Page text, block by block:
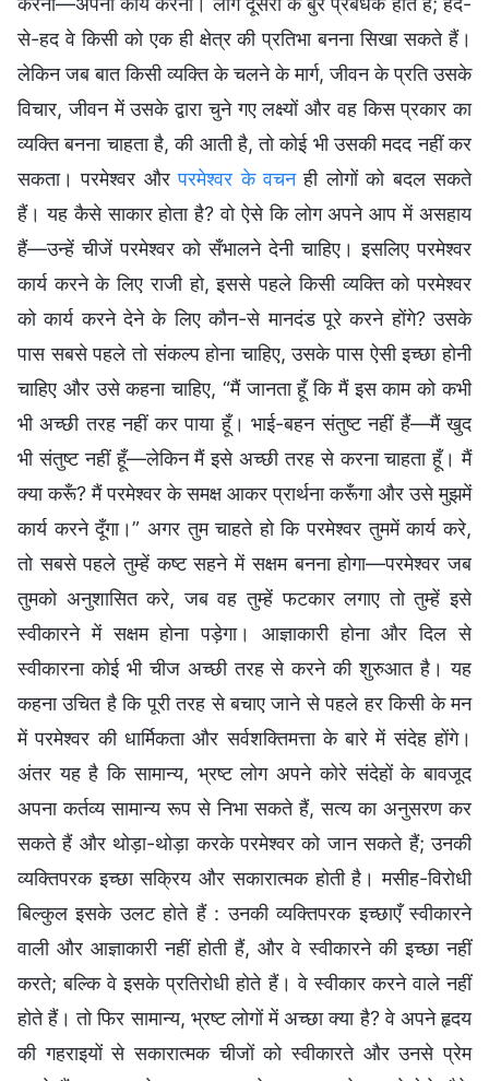
से-हद वे किसी को एक ही क्षेत्र की प्रतिभा बनना सिखा सकते हैं।
लेकिन जब बात किसी व्यक्ति के चलने के मार्ग, जीवन के प्रति उसके
विचार, जीवन में उसके द्वारा चुने गए लक्ष्यों और वह किस प्रकार का
व्यक्ति बनना चाहता है, की आती है, तो कोई भी उसकी मदद नहीं कर
सकता। परमेश्वर औरपरमेश्वर के वचनही लोगों को बदल सकते
हैं। यह कैसे साकार होता है? वो ऐसे कि लोग अपने आप में असहाय
हैं—उन्हें चीजें परमेश्वर को सँभालने देनी चाहिए। इसलिए परमेश्वर
कार्य करने के लिए राजी हो, इससे पहले किसी व्यक्ति को परमेश्वर
को कार्य करने देने के लिए कौन-से मानदंड पूरे करने होंगे? उसके
पास सबसे पहले तो संकल्प होना चाहिए, उसके पास ऐसी इच्छा होनी
चाहिए और उसे कहना चाहिए, “मैं जानता हूँ कि मैं इस काम को कभी
भी अच्छी तरह नहीं कर पाया हूँ। भाई-बहन संतुष्ट नहीं हैं—मैं खुद
भी संतुष्ट नहीं हूँ—लेकिन मैं इसे अच्छी तरह से करना चाहता हूँ। मैं
क्या करूँ? मैं परमेश्वर के समक्ष आकर प्रार्थना करूँगा और उसे मुझमें
कार्य करने दूँगा।” अगर तुम चाहते हो कि परमेश्वर तुममें कार्य करे,
तो सबसे पहले तुम्हें कष्ट सहने में सक्षम बनना होगा—परमेश्वर जब
तुमको अनुशासित करे, जब वह तुम्हें फटकार लगाए तो तुम्हें इसे
स्वीकारने में सक्षम होना पड़ेगा। आज्ञाकारी होना और दिल से
स्वीकारना कोई भी चीज अच्छी तरह से करने की शुरुआत है। यह
कहना उचित है कि पूरी तरह से बचाए जाने से पहले हर किसी के मन
में परमेश्वर की धार्मिकता और सर्वशक्तिमत्ता के बारे में संदेह होंगे।
अंतर यह है कि सामान्य, भ्रष्ट लोग अपने कोरे संदेहों के बावजूद
अपना कर्तव्य सामान्य रूप से निभा सकते हैं, सत्य का अनुसरण कर
सकते हैं और थोड़ा-थोड़ा करके परमेश्वर को जान सकते हैं; उनकी
व्यक्तिपरक इच्छा सक्रिय और सकारात्मक होती है। मसीह-विरोधी
बिल्कुल इसके उलट होते हैं : उनकी व्यक्तिपरक इच्छाएँ स्वीकारने
वाली और आज्ञाकारी नहीं होती हैं, और वे स्वीकारने की इच्छा नहीं
करते; बल्कि वे इसके प्रतिरोधी होते हैं। वे स्वीकार करने वाले नहीं
होते हैं। तो फिर सामान्य, भ्रष्ट लोगों में अच्छा क्या है? वे अपने हृदय
की गहराइयों से सकारात्मक चीजों को स्वीकारते और उनसे प्रेम